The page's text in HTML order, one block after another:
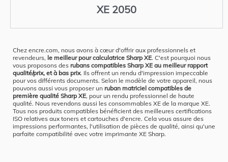
XE 2050
Chez encre.com, nous avons à cœur d'offrir aux professionnels et
revendeurs, le meilleur pour calculatrice Sharp XE. C'est pourquoi nous
vous proposons des rubans compatibles Sharp XE au meilleur rapport
qualité/prix, et à bas prix. Ils offrent un rendu d'impression impeccable
pour vos différents documents. Selon le modèle de votre appareil, nous
pouvons aussi vous proposer un ruban matriciel compatibles de
première qualité Sharp XE, pour un rendu professionnel de haute
qualité. Nous revendons aussi les consommables XE de la marque XE.
Tous nos produits compatibles bénéficient des meilleures certifications
ISO relatives aux toners et cartouches d'encre. Cela vous assure des
impressions performantes, l'utilisation de pièces de qualité, ainsi qu'une
parfaite compatibilité avec votre imprimante XE Sharp.